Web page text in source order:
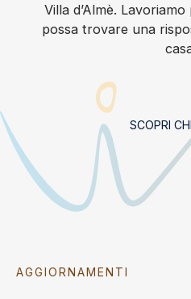
Villa d’Almè.
possa trovare una
SCOPRI
AGGIORNAMENTI